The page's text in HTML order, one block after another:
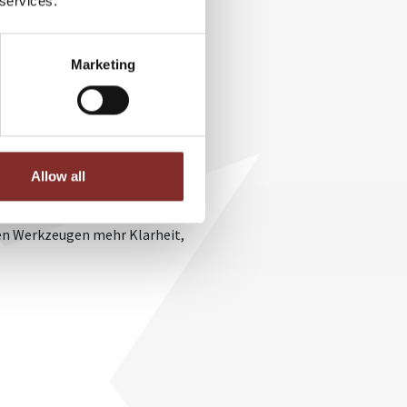
Marketing
Allow all
Unternehmen bringen. Du
Werkzeugen mehr Klarheit,